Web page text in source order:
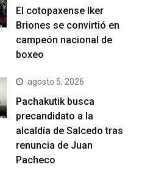
El cotopaxense Iker
Briones se convirtió en
campeón nacional de
boxeo
agosto 5, 2026
Pachakutik busca
precandidato a la
alcaldía de Salcedo tras
renuncia de Juan
Pacheco